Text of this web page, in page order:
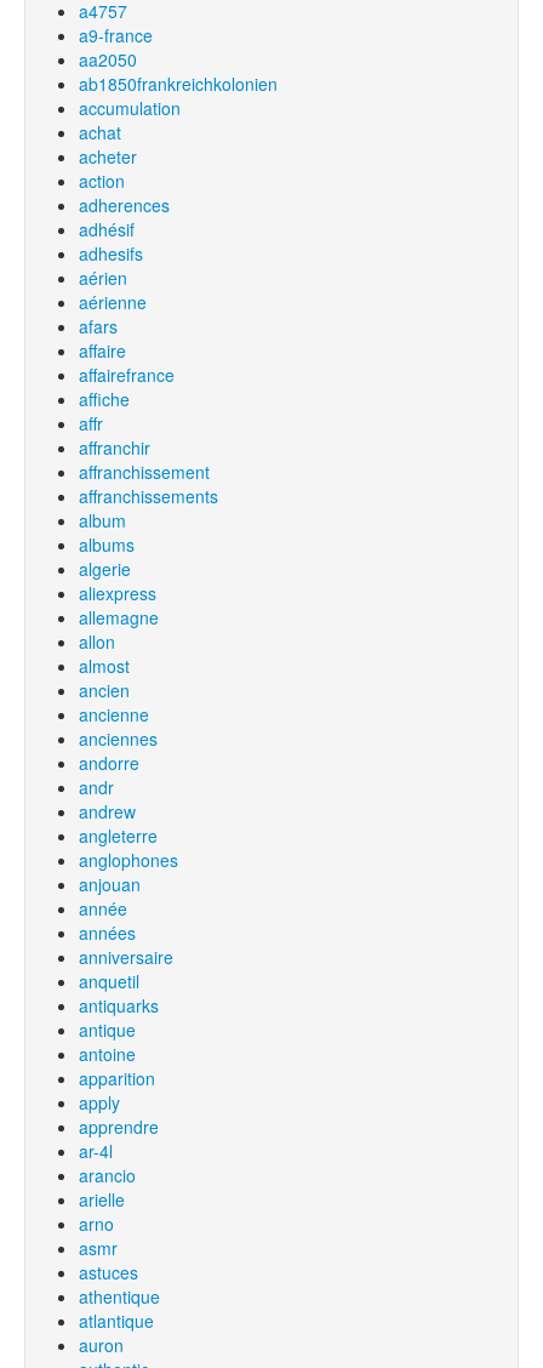
a4757
a9-france
aa2050
ab1850frankreichkolonien
accumulation
achat
acheter
action
adherences
adhésif
adhesifs
aérien
aérienne
afars
affaire
affairefrance
affiche
affr
affranchir
affranchissement
affranchissements
album
albums
algerie
aliexpress
allemagne
allon
almost
ancien
ancienne
anciennes
andorre
andr
andrew
angleterre
anglophones
anjouan
année
années
anniversaire
anquetil
antiquarks
antique
antoine
apparition
apply
apprendre
ar-4l
arancio
arielle
arno
asmr
astuces
athentique
atlantique
auron